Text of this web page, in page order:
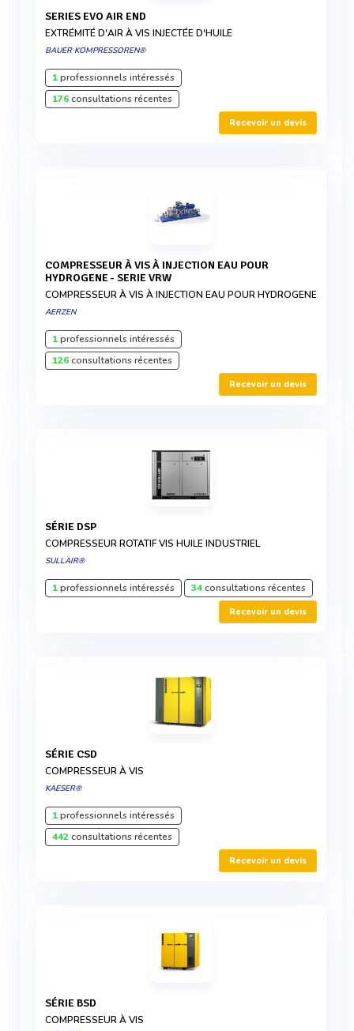
SERIES EVO AIR END
EXTRÉMITÉ D'AIR À VIS INJECTÉE D'HUILE
BAUER KOMPRESSOREN®
1professionnels intéressés
176consultations récentes
Recevoir un devis
COMPRESSEUR À VIS À INJECTION EAU POUR
HYDROGENE - SERIE VRW
COMPRESSEUR À VIS À INJECTION EAU POUR HYDROGENE
AERZEN
1professionnels intéressés
126consultations récentes
Recevoir un devis
SÉRIE DSP
COMPRESSEUR ROTATIF VIS HUILE INDUSTRIEL
SULLAIR®
1professionnels intéressés 34consultations récentes
Recevoir un devis
SÉRIE CSD
COMPRESSEUR À VIS
KAESER®
1professionnels intéressés
442consultations récentes
Recevoir un devis
SÉRIE BSD
COMPRESSEUR À VIS